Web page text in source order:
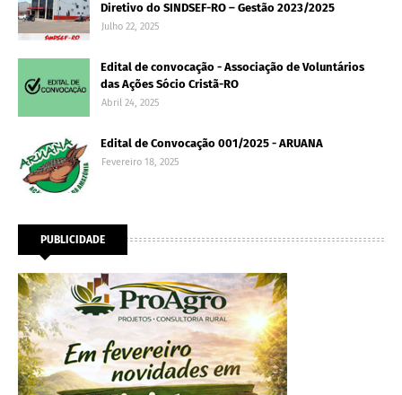
Diretivo do SINDSEF-RO – Gestão 2023/2025
Julho 22, 2025
Edital de convocação - Associação de Voluntários
das Ações Sócio Cristã-RO
Abril 24, 2025
Edital de Convocação 001/2025 - ARUANA
Fevereiro 18, 2025
PUBLICIDADE